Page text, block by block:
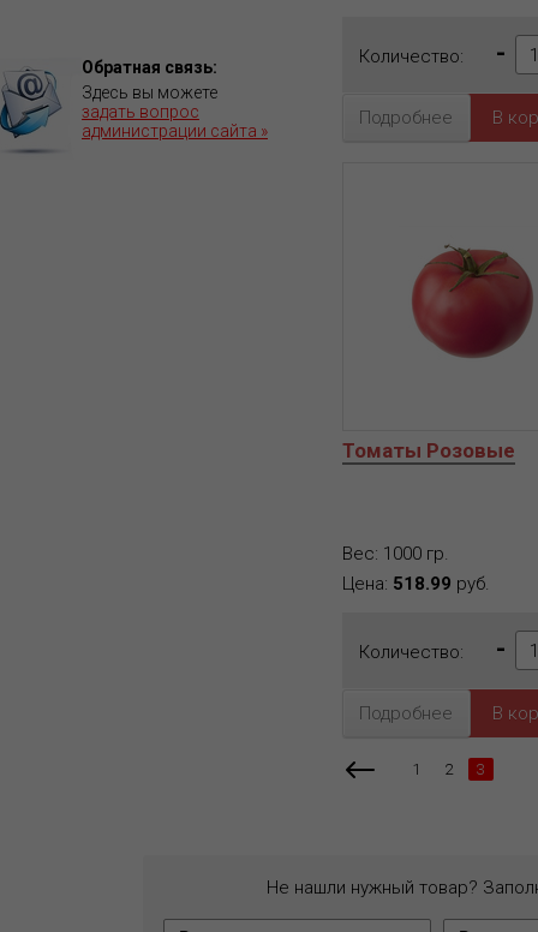
Обратная связь:
Здесь вы можете
задать вопрос
администрации сайта »
Количество: -
Подробнее
Томаты Розовые
Вес: 1000 гр.
Цена: 518.99 руб.
Количество: -
Подробнее
1 2 3
Не нашли нужный товар?